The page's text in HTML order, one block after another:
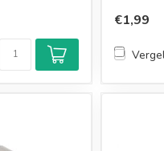
€1,99